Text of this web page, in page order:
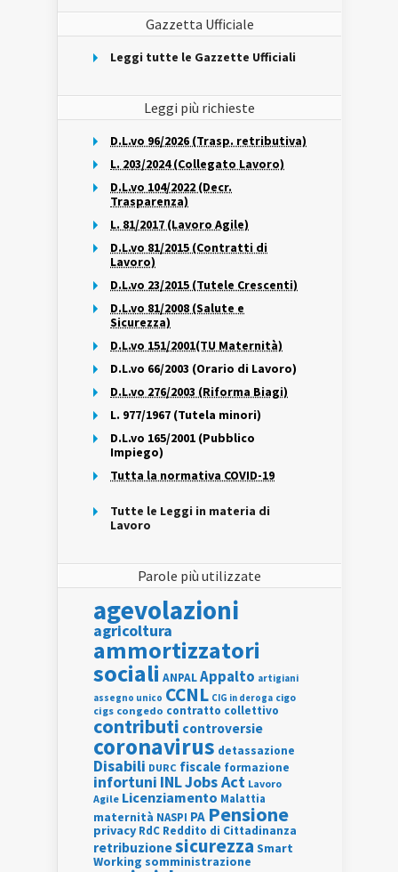
Gazzetta Ufficiale
Leggi tutte le Gazzette Ufficiali
Leggi più richieste
D.L.vo 96/2026 (Trasp. retributiva)
L. 203/2024 (Collegato Lavoro)
D.L.vo 104/2022 (Decr.
Trasparenza)
L. 81/2017 (Lavoro Agile)
D.L.vo 81/2015 (Contratti di
Lavoro)
D.L.vo 23/2015 (Tutele Crescenti)
D.L.vo 81/2008 (Salute e
Sicurezza)
D.L.vo 151/2001(TU Maternità)
D.L.vo 66/2003 (Orario di Lavoro)
D.L.vo 276/2003 (Riforma Biagi)
L. 977/1967 (Tutela minori)
D.L.vo 165/2001 (Pubblico
Impiego)
Tutta la normativa COVID-19
Tutte le Leggi in materia di
Lavoro
Parole più utilizzate
agevolazioni
agricoltura
ammortizzatori
sociali ANPALAppalto artigiani
assegno unico CCNL CIG in deroga cigo
cigs congedo contratto collettivo
contributi controversie
coronavirus detassazione
Disabili DURC fiscale formazione
infortuni INLJobs Act Lavoro
Agile Licenziamento Malattia
maternità NASPI PA Pensione
privacy RdC Reddito di Cittadinanza
retribuzionesicurezza Smart
Working somministrazione